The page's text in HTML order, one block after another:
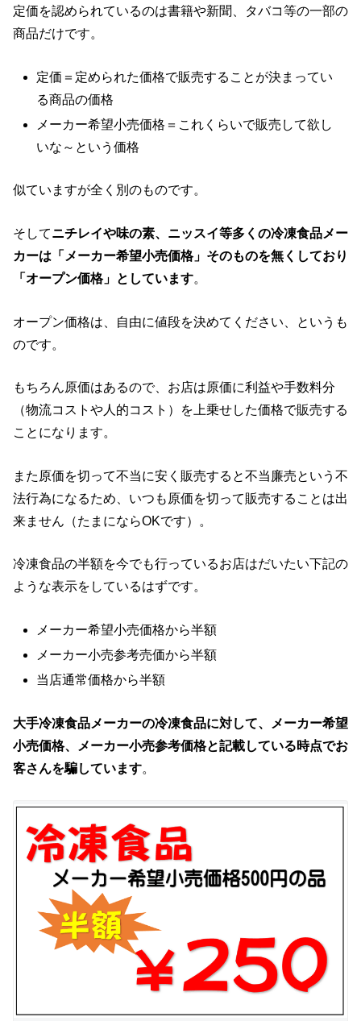
定価を認められているのは書籍や新聞、タバコ等の一部の
商品だけです。
定価＝定められた価格で販売することが決まってい
る商品の価格
メーカー希望小売価格＝これくらいで販売して欲し
いな～という価格
似ていますが全く別のものです。
そしてニチレイや味の素、ニッスイ等多くの冷凍食品メー
カーは「メーカー希望小売価格」そのものを無くしており
「オープン価格」としています。
オープン価格は、自由に値段を決めてください、というも
のです。
もちろん原価はあるので、お店は原価に利益や手数料分
（物流コストや人的コスト）を上乗せした価格で販売する
ことになります。
また原価を切って不当に安く販売すると不当廉売という不
法行為になるため、いつも原価を切って販売することは出
来ません（たまにならOKです）。
冷凍食品の半額を今でも行っているお店はだいたい下記の
ような表示をしているはずです。
メーカー希望小売価格から半額
メーカー小売参考売価から半額
当店通常価格から半額
大手冷凍食品メーカーの冷凍食品に対して、メーカー希望
小売価格、メーカー小売参考価格と記載している時点でお
客さんを騙しています。